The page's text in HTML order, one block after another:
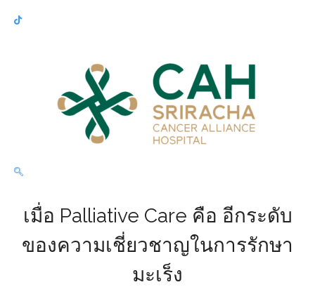
เมื่อ Palliative Care คือ อีกระดับ
ของความเชี่ยวชาญในการรักษา
มะเร็ง